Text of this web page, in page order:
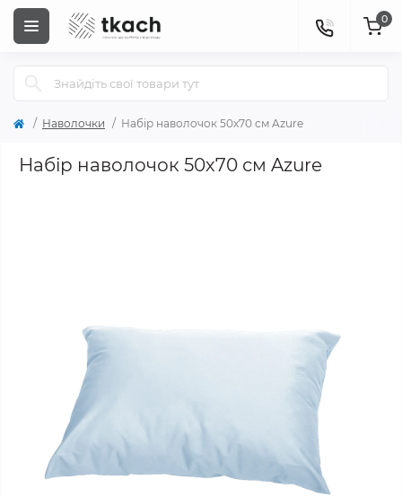
0
Наволочки Набір наволочок 50х70 см Azure
Набір наволочок 50х70 см Azure